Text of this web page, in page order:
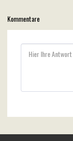
Kommentare